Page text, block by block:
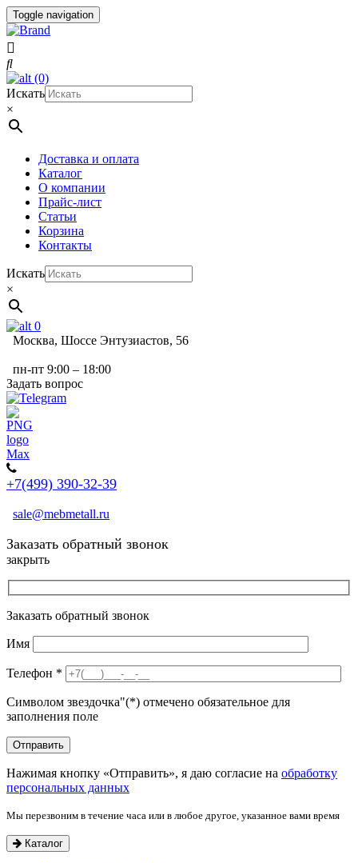
Toggle navigation
(0)
Искать
×
Доставка и оплата
Каталог
О компании
Прайс-лист
Статьи
Корзина
Контакты
Искать
×
0
Москва, Шоссе Энтузиастов, 56
пн-пт 9:00 – 18:00
Задать вопрос
+7(499) 390-32-39
sale@mebmetall.ru
Заказать обратный звонок
закрыть
Заказать обратный звонок
Имя
Телефон *
Символом звездочка"(*) отмечено обязательное для
заполнения поле
Нажимая кнопку «Отправить», я даю согласие на обработку
персональных данных
Мы перезвоним в течение часа или в любое другое, указанное вами время
Каталог